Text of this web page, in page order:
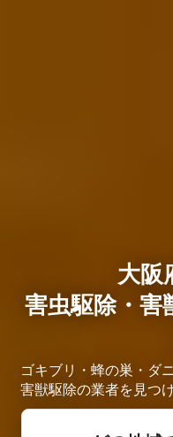
大阪
害虫駆除・害
ゴキブリ・蜂の巣・ダ
害獣駆除の業者を見つ